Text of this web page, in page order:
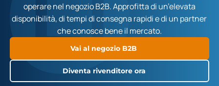
operare nel negozio B2B. Approfitta di un’elevata
disponibilità, di tempi di consegna rapidi e di un partner
che conosce bene il mercato.
Vai al negozio B2B
Diventa rivenditore ora